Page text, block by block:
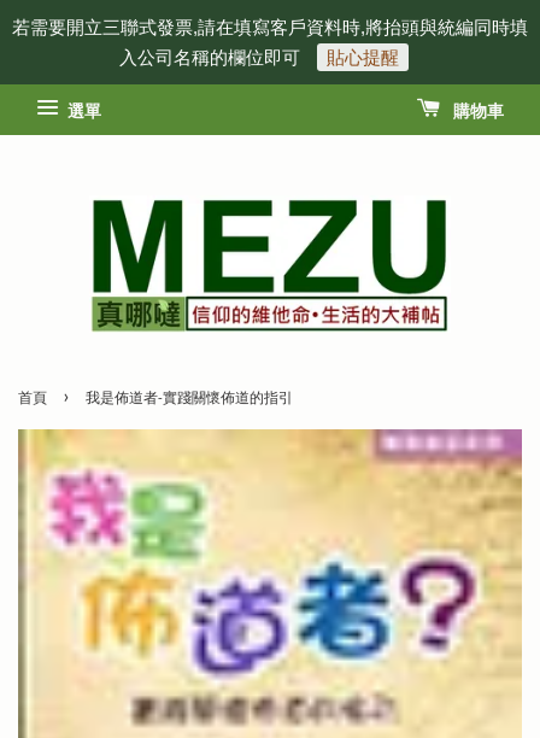
若需要開立三聯式發票,請在填寫客戶資料時,將抬頭與統編同時填
入公司名稱的欄位即可
貼心提醒
選單 購物車
首頁 › 我是佈道者-實踐關懷佈道的指引